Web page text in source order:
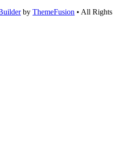
byThemeFusion • All Rights